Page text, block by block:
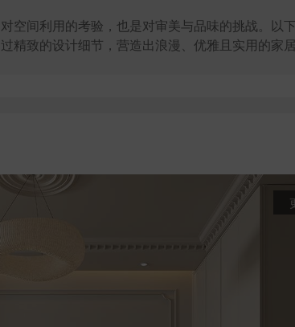
空间利用的考验，也是对审美与品味的挑战。以
精致的设计细节，营造出浪漫、优雅且实用的家居